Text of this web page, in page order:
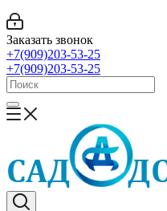
Заказать звонок
+7(909)203-53-25
+7(909)203-53-25